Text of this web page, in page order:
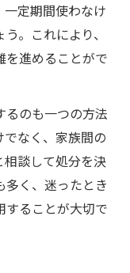
定期間使わなけ
。これにより、
を進めることがで
るのも一つの方法
なく、家族間の
相談して処分を決
く、迷ったとき
することが大切で